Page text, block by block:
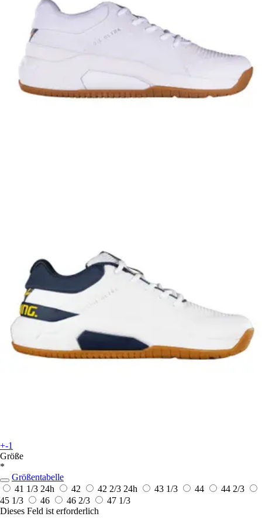
+-1
Größe
*
Größentabelle
41 1/3 24h 42 42 2/3 24h 43 1/3 44
44 2/3
45 1/3
46 46 2/3
47 1/3
Dieses Feld ist erforderlich